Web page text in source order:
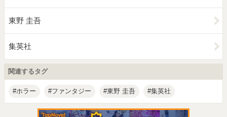
東野 圭吾
集英社
関連するタグ
ホラー ファンタジー 東野 圭吾 集英社